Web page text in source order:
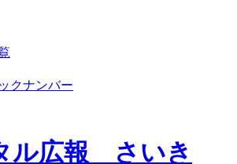
クナンバー